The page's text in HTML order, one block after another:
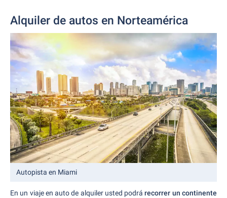
Alquiler de autos en Norteamérica
Autopista en Miami
En un viaje en auto de alquiler usted podrárecorrer un continente